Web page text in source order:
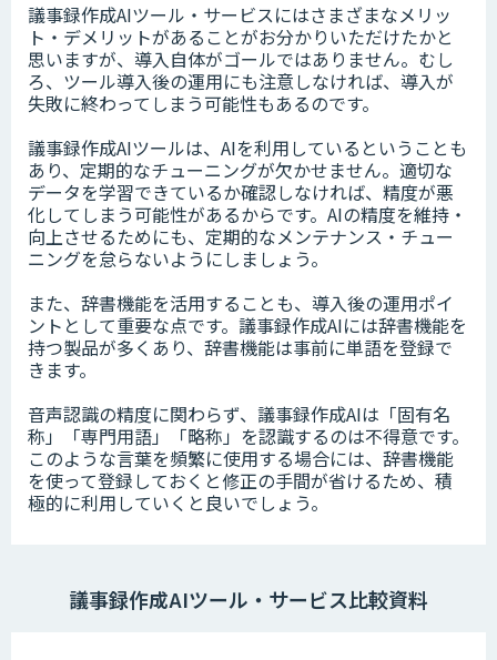
議事録作成AIツール・サービスにはさまざまなメリッ
ト・デメリットがあることがお分かりいただけたかと
思いますが、導入自体がゴールではありません。むし
ろ、ツール導入後の運用にも注意しなければ、導入が
失敗に終わってしまう可能性もあるのです。
議事録作成AIツールは、AIを利用しているということも
あり、定期的なチューニングが欠かせません。適切な
データを学習できているか確認しなければ、精度が悪
化してしまう可能性があるからです。AIの精度を維持・
向上させるためにも、定期的なメンテナンス・チュー
ニングを怠らないようにしましょう。
また、辞書機能を活用することも、導入後の運用ポイ
ントとして重要な点です。議事録作成AIには辞書機能を
持つ製品が多くあり、辞書機能は事前に単語を登録で
きます。
音声認識の精度に関わらず、議事録作成AIは「固有名
称」「専門用語」「略称」を認識するのは不得意です。
このような言葉を頻繁に使用する場合には、辞書機能
を使って登録しておくと修正の手間が省けるため、積
極的に利用していくと良いでしょう。
議事録作成AIツール・サービス比較資料